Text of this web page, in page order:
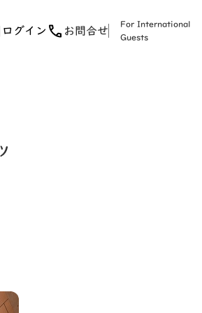
ログイン お問合せ
For International
Guests